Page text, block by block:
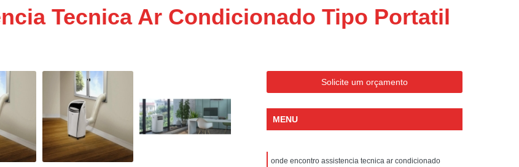
Assistencia Tecnica Ar Condicionado Portatil Philco
Assistencia Tecnica Ar Condicionado Tipo Portatil
Assistencia Tecnica de Ar Condicionado Portatil Philco
Assistencia Tecnica em Ar Condicionado Portatil
Assistencia Tecnica para Ar Condicionado Portatil
Assistencia Tecnica de Geladeira Electrolux
Assistencia Tecnica Electrolux Geladeira
Assistencia Tecnica Geladeira
Assistencia Tecnica Geladeira Electrolux
Tecnica Ar Condicionado Tipo Portatil
Solicite um orçamento
MENU
onde encontro assistencia tecnica ar condicionado